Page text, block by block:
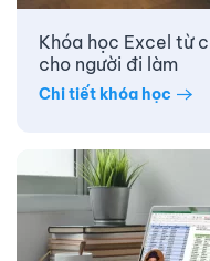
Khóa học Excel từ
cho người đi làm
Chi tiết khóa học